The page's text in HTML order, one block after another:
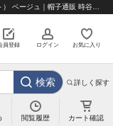
員登録 ログイン お気に入り
検索 詳しく探す
閲覧履歴 カート確認